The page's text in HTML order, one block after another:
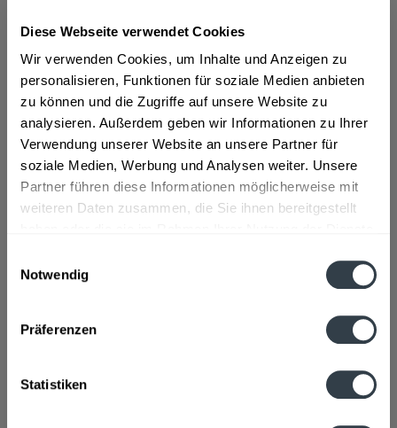
Diese Webseite verwendet Cookies
Wir verwenden Cookies, um Inhalte und Anzeigen zu
personalisieren, Funktionen für soziale Medien anbieten
zu können und die Zugriffe auf unsere Website zu
analysieren. Außerdem geben wir Informationen zu Ihrer
Verwendung unserer Website an unsere Partner für
soziale Medien, Werbung und Analysen weiter. Unsere
Partner führen diese Informationen möglicherweise mit
weiteren Daten zusammen, die Sie ihnen bereitgestellt
Notwendig
Präferenzen
Statistiken
mehr
"Graf Metternich SCHUB Energy 12 x 0,7l"
Material:
Glas - Mehrweg
Flaschengröße:
0,7 - 0,75 l
Fragen zum Artikel?
Weitere Artikel von Graf Metternich
Zutaten und Allergene
Natürliches Mineralwasser, Zucker, Säuerungsmittel,
Natürliches Mineralwasser, Zucker, Säuerungsmittel,
Citronensäure, Kohlensäure, Säureregulator
Aroma, färbendes Konzentrat aus Zitrone und Saflorblüten,
KOFFEIN (0,03 %), Inosit (0,02 %), Farbstoff E 150 c,
Vitaminmischung (Niacin, Pantothenat, Vitamin B6, Vitamin
Anmerkung: Sofern Allergene vorhanden sind, sind diese